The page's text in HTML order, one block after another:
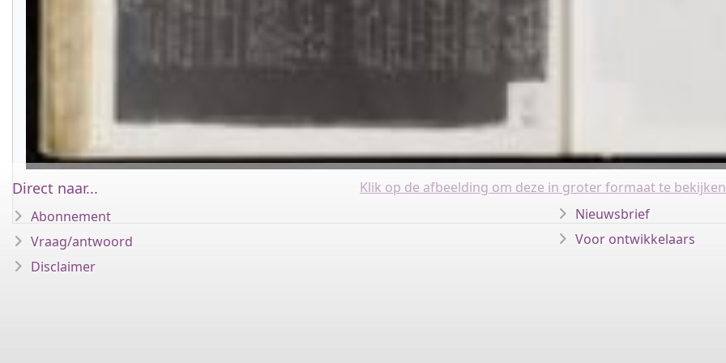
Klik op de afbeelding om deze in groter formaat te
Direct naar...
Abonnement
Vraag/antwoord
Disclaimer
Nieuwsbrief
Voor ontwikkelaars